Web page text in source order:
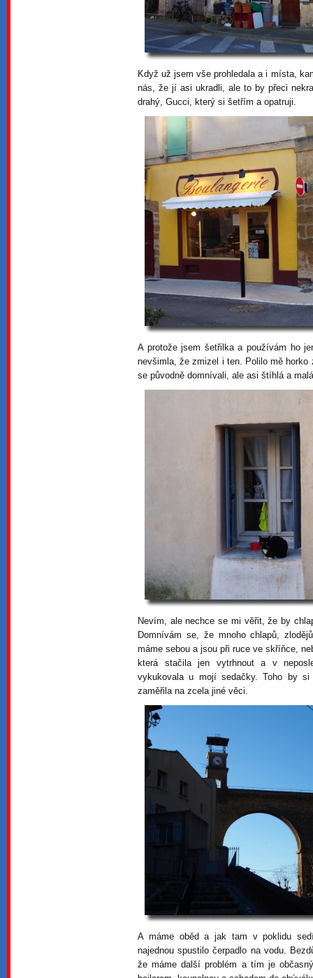
Když už jsem vše prohledala a i místa,
nás, že jí asi ukradli, ale to by přeci
drahý, Gucci, který si šetřím a opatruji.
A protože jsem šetřilka a používám ho
nevšimla, že zmizel i ten. Polilo mě
se původně domnívali, ale asi štíhlá a
Nevím, ale nechce se mi věřit, že by
Domnívám se, že mnoho chlapů,
máme sebou a jsou při ruce ve skříňce,
která stačila jen vytrhnout a v
vykukovala u mojí sedačky. Toho by
zaměřila na zcela jiné věci.
A máme oběd a jak tam v poklidu
najednou spustilo čerpadlo na vodu.
že máme další problém a tím je